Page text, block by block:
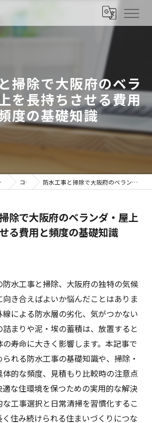
掃除で大阪府のベラ
を長持ちさせる費用
度の基礎知識
シール コラム 防水工事と掃除で大阪府のベランダ・屋上を長持ちさせる費用と頻度の基礎知識
除で大阪府のベランダ・屋上
る費用と頻度の基礎知識
水工事と掃除、大阪府の独特の気候
き合えばよいか悩んだことはありま
による防水層の劣化、気がつかない
まりや泥・埃の蓄積は、放置すると
寿命に大きく影響します。本記事で
れる防水工事の基礎知識や、掃除・
体的な頻度、見積もり比較時の注意点
な住環境を保つための実用的な解決
工事選択と日常清掃を習慣化するこ
く住み続けられる住まいづくりにつな